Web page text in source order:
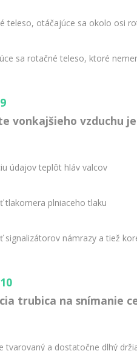
teleso, otáčajúce sa okolo osi
sa rotačné teleso, ktoré
vonkajšieho vzduchu
údajov teplôt hláv valcov
tlakomera plniaceho tlaku
signalizátorov námrazy a tiež
trubica na snímanie
tvarovaný a dostatočne dlhý